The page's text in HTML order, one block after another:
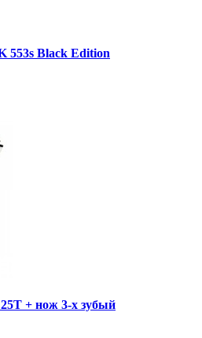
553s Black Edition
+ нож 3-х зубый